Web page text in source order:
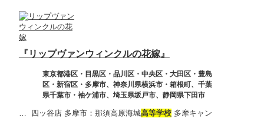
『リップヴァンウィンクルの花嫁』
東京都港区・目黒区・品川区・中央区・大田区・豊島
区・新宿区・多摩市、神奈川県横浜市・箱根町、千葉
県千葉市・袖ケ浦市、埼玉県坂戸市、静岡県下田市
… 四ッ谷店 多摩市：那須高原海城高等学校多摩キャン